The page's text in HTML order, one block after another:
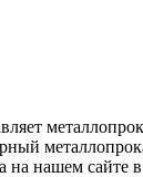
на нашем сайте